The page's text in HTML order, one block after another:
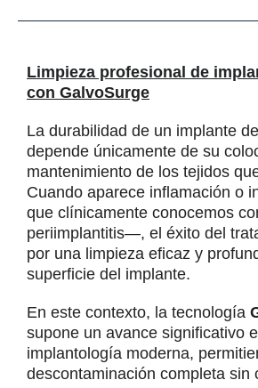
Limpieza profesional de
con GalvoSurge
La durabilidad de un implante
depende únicamente de su
mantenimiento de los tejidos
Cuando aparece inflamación o
que clínicamente conocemos
periimplantitis—, el éxito del
por una limpieza eficaz y
superficie del implante.
En este contexto, la tecnología
supone un avance significativo
implantología moderna,
descontaminación completa sin